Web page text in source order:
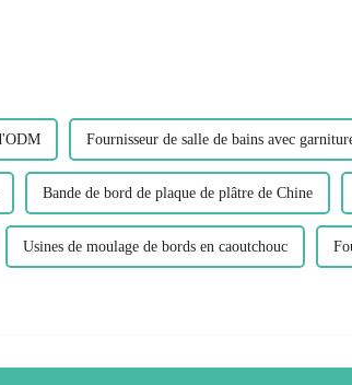
Fournisseur de salle de bains avec
Bande de bord de plaque de plâtre de Chine
Usines de moulage de bords en caoutchouc